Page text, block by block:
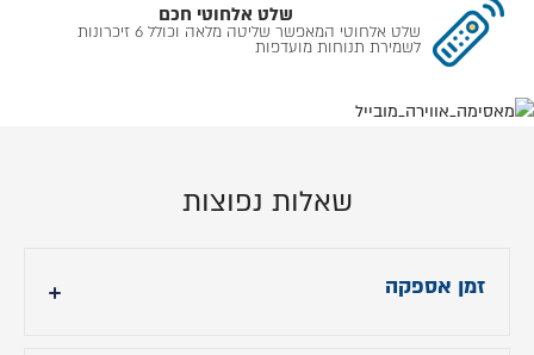
שלט אלחוטי חכם
שלט אלחוטי המאפשר שליטה מלאה וכולל 6 זיכרונות
לשמירת תנוחות מועדפות
שאלות נפוצות
זמן אספקה